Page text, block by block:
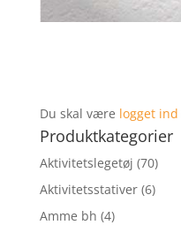
Du skal være logget ind
Produktkategorier
Aktivitetslegetøj (70)
Aktivitetsstativer (6)
Amme bh (4)